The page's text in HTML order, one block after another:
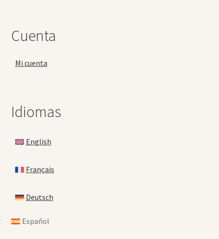
Cuenta
Mi cuenta
Idiomas
English
Français
Deutsch
Español